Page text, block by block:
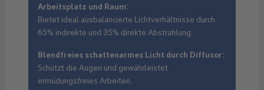
Arbeitsplatz und Raum:
Bietet ideal ausbalancierte Lichtverhältnisse durch
65% indirekte und 35% direkte Abstrahlung.
Blendfreies schattenarmes Licht durch Diffusor:
Schützt die Augen und gewährleistet
ermüdungsfreies Arbeiten.